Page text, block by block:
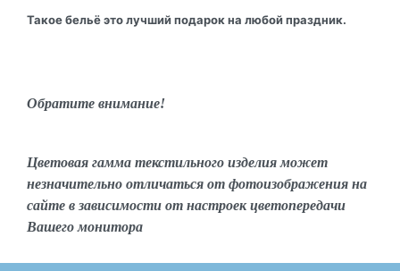
Такое бельё это лучший подарок на любой праздник.
Обратите внимание!
Цветовая гамма текстильного изделия может
незначительно отличаться от фотоизображения на
сайте в зависимости от настроек цветопередачи
Вашего монитора